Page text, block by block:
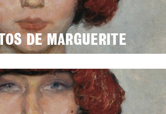
DE MARGUERITE